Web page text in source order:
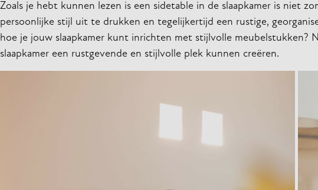
Zoals je hebt kunnen lezen is een sidetable in de slaapkamer is niet
persoonlijke stijl uit te drukken en tegelijkertijd een rustige,
hoe je jouw slaapkamer kunt inrichten met stijlvolle meubelstukken?
slaapkamer een rustgevende en stijlvolle plek kunnen creëren.